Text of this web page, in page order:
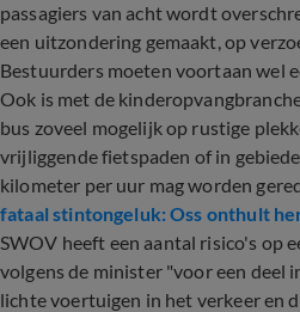
passagiers van acht wordt
een uitzondering gemaakt, op
Bestuurders moeten voortaan wel
Ook is met de
bus zoveel mogelijk op rustige
vrijliggende fietspaden of in
kilometer per uur mag worden
fataal stintongeluk: Oss onthult
SWOV heeft een aantal risico's op
volgens de minister "voor een deel
lichte voertuigen in het verkeer en